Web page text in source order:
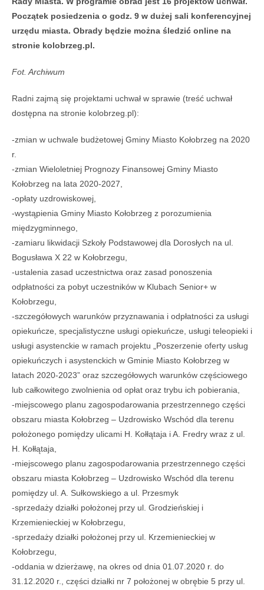
Początek posiedzenia o godz. 9 w dużej sali konferencyjnej
urzędu miasta. Obrady będzie można śledzić online na
stronie kolobrzeg.pl.
Fot. Archiwum
Radni zajmą się projektami uchwał w sprawie (treść uchwał
dostępna na stronie kolobrzeg.pl):
-zmian w uchwale budżetowej Gminy Miasto Kołobrzeg na 2020
r.
-zmian Wieloletniej Prognozy Finansowej Gminy Miasto
Kołobrzeg na lata 2020-2027,
-opłaty uzdrowiskowej,
-wystąpienia Gminy Miasto Kołobrzeg z porozumienia
międzygminnego,
-zamiaru likwidacji Szkoły Podstawowej dla Dorosłych na ul.
Bogusława X 22 w Kołobrzegu,
-ustalenia zasad uczestnictwa oraz zasad ponoszenia
odpłatności za pobyt uczestników w Klubach Senior+ w
Kołobrzegu,
-szczegółowych warunków przyznawania i odpłatności za usługi
opiekuńcze, specjalistyczne usługi opiekuńcze, usługi teleopieki i
usługi asystenckie w ramach projektu „Poszerzenie oferty usług
opiekuńczych i asystenckich w Gminie Miasto Kołobrzeg w
latach 2020-2023” oraz szczegółowych warunków częściowego
lub całkowitego zwolnienia od opłat oraz trybu ich pobierania,
-miejscowego planu zagospodarowania przestrzennego części
obszaru miasta Kołobrzeg – Uzdrowisko Wschód dla terenu
położonego pomiędzy ulicami H. Kołłątaja i A. Fredry wraz z ul.
H. Kołłątaja,
-miejscowego planu zagospodarowania przestrzennego części
obszaru miasta Kołobrzeg – Uzdrowisko Wschód dla terenu
pomiędzy ul. A. Sułkowskiego a ul. Przesmyk
-sprzedaży działki położonej przy ul. Grodzieńskiej i
Krzemienieckiej w Kołobrzegu,
-sprzedaży działki położonej przy ul. Krzemienieckiej w
Kołobrzegu,
-oddania w dzierżawę, na okres od dnia 01.07.2020 r. do
31.12.2020 r., części działki nr 7 położonej w obrębie 5 przy ul.